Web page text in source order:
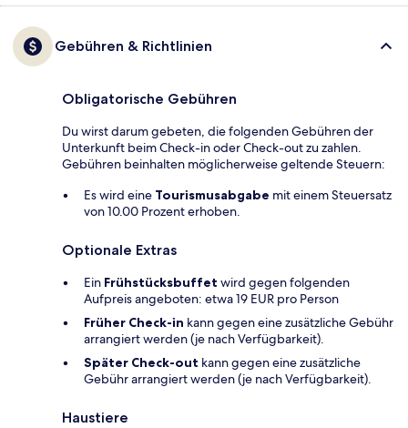
Gebühren & Richtlinien
Obligatorische Gebühren
Du wirst darum gebeten, die folgenden Gebühren der
Unterkunft beim Check-in oder Check-out zu zahlen.
Gebühren beinhalten möglicherweise geltende Steuern:
Es wird eine Tourismusabgabe mit einem Steuersatz
von 10.00 Prozent erhoben.
Optionale Extras
Ein Frühstücksbuffet wird gegen folgenden
Aufpreis angeboten: etwa 19 EUR pro Person
Früher Check-in kann gegen eine zusätzliche Gebühr
arrangiert werden (je nach Verfügbarkeit).
Später Check-out kann gegen eine zusätzliche
Gebühr arrangiert werden (je nach Verfügbarkeit).
Haustiere